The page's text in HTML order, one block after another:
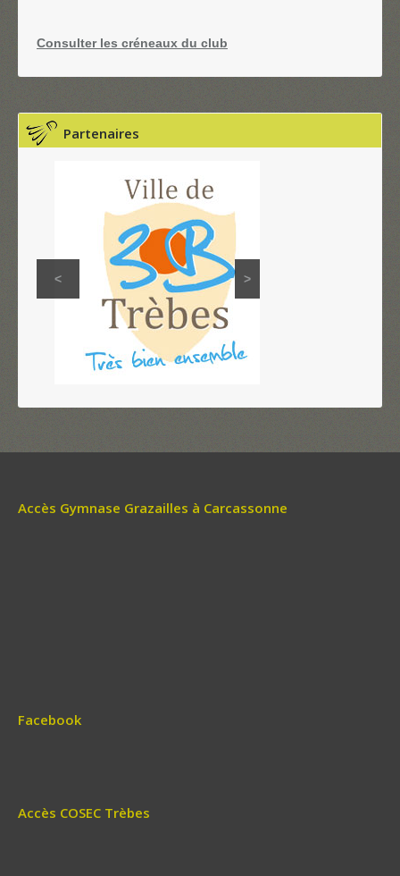
Consulter les créneaux du club
Partenaires
< >
Accès Gymnase Grazailles à Carcassonne
Facebook
Accès COSEC Trèbes